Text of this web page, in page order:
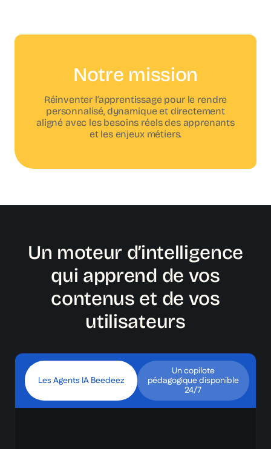
Notre mission
Réinventer l’apprentissage pour le rendre
personnalisé, dynamique et directement
aligné avec les besoins réels des apprenants
et les enjeux métiers.
Un moteur d’intelligence
qui apprend de vos
contenus et de vos
utilisateurs
Les Agents IA Beedeez
Un copilote
pédagogique disponible
24/7